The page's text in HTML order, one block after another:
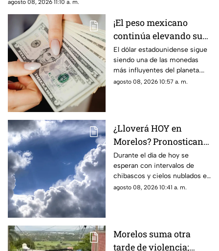
agosto 08, 2026 11:10 a. m.
¡El peso mexicano
continúa elevando su
valor! Descubre cuánto
cuesta el dólar en
Morelos HOY
El dólar estadounidense sigue
siendo una de las monedas
más influyentes del planeta.
Este es el precio que tiene en
agosto 08, 2026 10:57 a. m.
¿Lloverá HOY en
Morelos? Pronostican
tardes nubladas con
chubascos en estos
municipios
Durante el día de hoy se
esperan con intervalos de
chibascos y cielos nublados en
diferentes municipios de
agosto 08, 2026 10:41 a. m.
Morelos suma otra
tarde de violencia;